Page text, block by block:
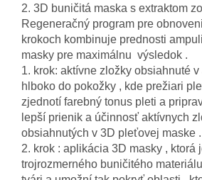
2. 3D buničitá maska s extraktom
Regeneračný program pre
krokoch kombinuje prednosti
masky pre maximálnu výsledok .
1. krok: aktívne zložky obsiahnuté
hlboko do pokožky , kde prežiari
zjednotí farebný tonus pleti a
lepší prienik a účinnosť aktívnych
obsiahnutých v 3D pleťovej maske .
2. krok : aplikácia 3D masky , ktorá
trojrozmerného buničitého